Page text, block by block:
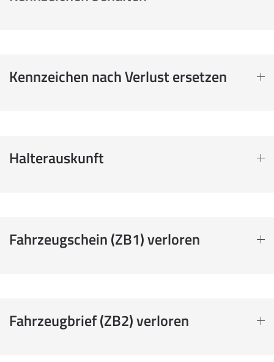
Kennzeichen nach Verlust ersetzen
Halterauskunft
Fahrzeugschein (ZB1) verloren
Fahrzeugbrief (ZB2) verloren